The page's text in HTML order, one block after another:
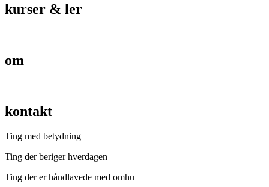
kurser & ler
om
kontakt
Ting med betydning
Ting der beriger hverdagen
Ting der er håndlavede med omhu